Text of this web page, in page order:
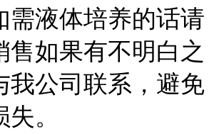
需液体培养的话请
售如果有不明白之
我公司联系，避免
。